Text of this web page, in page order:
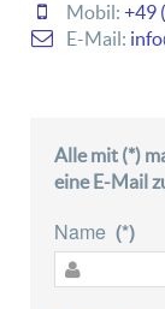
Mobil: +49
E-Mail:
Alle mit (*)
eine E-Mail
Name (*)